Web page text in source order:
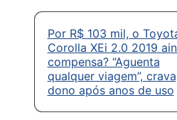
Por R$ 103 mil, o
Corolla XEi 2.0 2019
compensa? “Aguenta
qualquer viagem”, crava
dono após anos de uso